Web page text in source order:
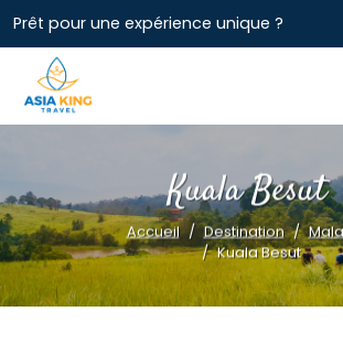
Prêt pour une expérience unique ?
Kuala Besut
Accueil Destination
Kuala Besut